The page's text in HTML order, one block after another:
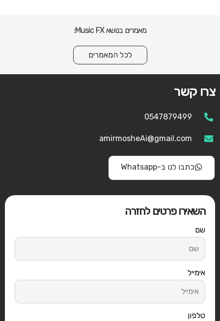
מאמרים בנושא Music FX:
לכל המאמרים
צרו קשר
0547879499
amirmosheAi@gmail.com
כתבו לנו ב-Whatsapp
השאירו פרטים לחזרה
שם
אימייל
טלפון